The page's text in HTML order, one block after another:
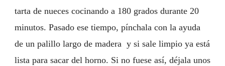
tarta de nueces cocinando a 180 grados durante 20
minutos. Pasado ese tiempo, pínchala con la ayuda
de un palillo largo de madera y si sale limpio ya está
lista para sacar del horno. Si no fuese así, déjala unos